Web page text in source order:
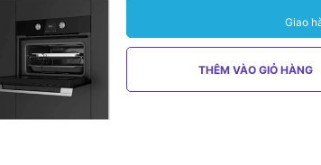
Giao
THÊM VÀO GIỎ HÀNG